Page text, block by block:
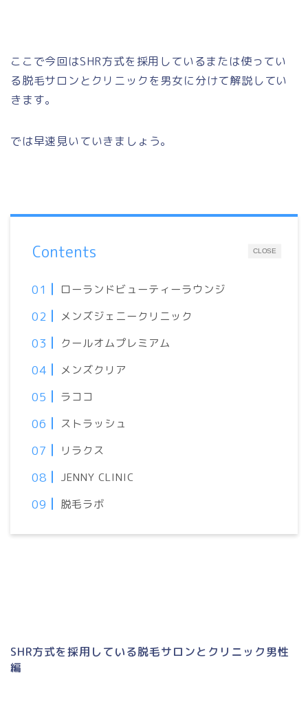
ここで今回はSHR方式を採用しているまたは使ってい
る脱毛サロンとクリニックを男女に分けて解説してい
きます。
では早速見いていきましょう。
CLOSE
Contents
ローランドビューティーラウンジ
メンズジェニークリニック
クールオムプレミアム
メンズクリア
ラココ
ストラッシュ
リラクス
JENNY CLINIC
脱毛ラボ
SHR方式を採用している脱毛サロンとクリニック男性
編